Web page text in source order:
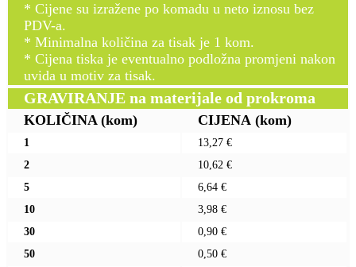
* Cijene su izražene po komadu u neto iznosu bez
PDV-a.
* Minimalna količina za tisak je 1 kom.
* Cijena tiska je eventualno podložna promjeni nakon
uvida u motiv za tisak.
GRAVIRANJE na materijale od prokroma
KOLIČINA (kom) CIJENA (kom)
1
13,27 €
2
10,62 €
5
6,64 €
10
3,98 €
30
0,90 €
50
0,50 €